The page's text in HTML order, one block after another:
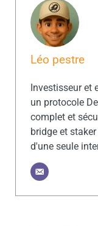
Léo pestre
Investisseur et
un protocole
complet et
bridge et
d'une seule